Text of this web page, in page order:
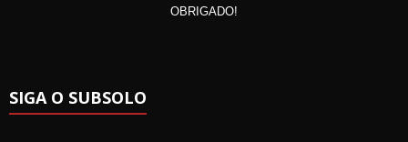
OBRIGADO!
SIGA O SUBSOLO